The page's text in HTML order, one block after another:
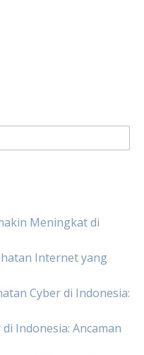
Meningkat di
Internet yang
Cyber di Indonesia:
Indonesia: Ancaman